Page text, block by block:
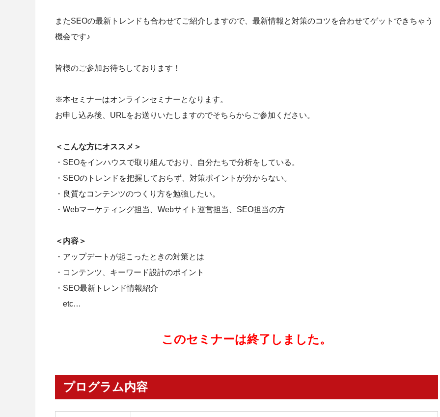
またSEOの最新トレンドも合わせてご紹介しますので、最新情報と対策のコツを合わせてゲットできちゃう
機会です♪
皆様のご参加お待ちしております！
※本セミナーはオンラインセミナーとなります。
お申し込み後、URLをお送りいたしますのでそちらからご参加ください。
＜こんな方にオススメ＞
・SEOをインハウスで取り組んでおり、自分たちで分析をしている。
・SEOのトレンドを把握しておらず、対策ポイントが分からない。
・良質なコンテンツのつくり方を勉強したい。
・Webマーケティング担当、Webサイト運営担当、SEO担当の方
＜内容＞
・アップデートが起こったときの対策とは
・コンテンツ、キーワード設計のポイント
・SEO最新トレンド情報紹介
etc…
このセミナーは終了しました。
プログラム内容